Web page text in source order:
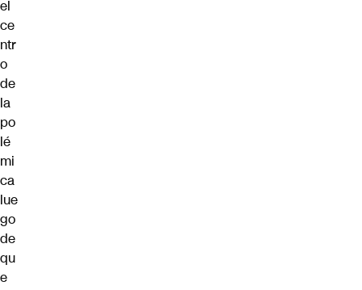
el
ce
ntr
o
de
la
po
lé
mi
ca
lue
go
de
qu
e